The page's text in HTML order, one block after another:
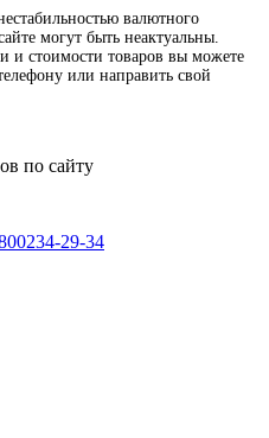
валютного
могут быть неактуальны.
стоимости товаров вы можете
или направить свой
по сайту
234-29-34